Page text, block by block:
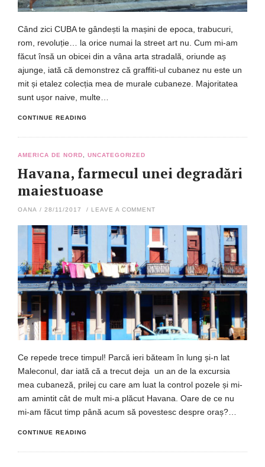
Când zici CUBA te gândești la mașini de epoca, trabucuri,
rom, revoluție… la orice numai la street art nu. Cum mi-am
făcut însă un obicei din a vâna arta stradală, oriunde aș
ajunge, iată că demonstrez că graffiti-ul cubanez nu este un
mit și etalez colecția mea de murale cubaneze. Majoritatea
sunt ușor naive, multe…
CONTINUE READING
AMERICA DE NORD UNCATEGORIZED
Havana, farmecul unei degradări
maiestuoase
OANA / 28/11/2017 / LEAVE A COMMENT
Ce repede trece timpul! Parcă ieri băteam în lung și-n lat
Maleconul, dar iată că a trecut deja un an de la excursia
mea cubaneză, prilej cu care am luat la control pozele și mi-
am amintit cât de mult mi-a plăcut Havana. Oare de ce nu
mi-am făcut timp până acum să povestesc despre oraș?…
CONTINUE READING